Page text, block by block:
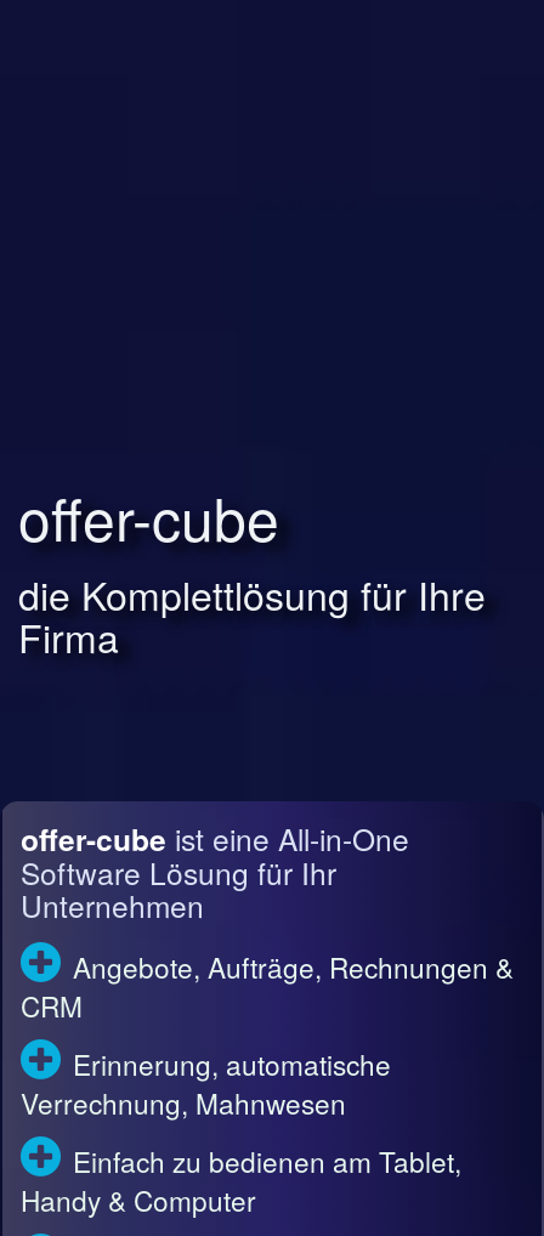
offer-cube
die Komplettlösung für Ihre
Firma
offer-cube ist eine All-in-One
Software Lösung für Ihr
Unternehmen
Angebote, Aufträge, Rechnungen &
CRM
Erinnerung, automatische
Verrechnung, Mahnwesen
Einfach zu bedienen am Tablet,
Handy & Computer